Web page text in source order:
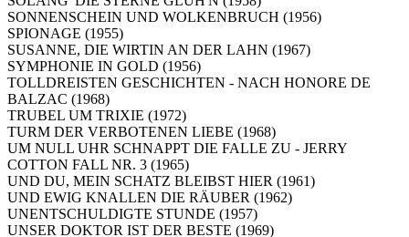
SONNENSCHEIN UND WOLKENBRUCH (1956)
SPIONAGE (1955)
SUSANNE, DIE WIRTIN AN DER LAHN (1967)
SYMPHONIE IN GOLD (1956)
TOLLDREISTEN GESCHICHTEN - NACH HONORE DE
BALZAC (1968)
TRUBEL UM TRIXIE (1972)
TURM DER VERBOTENEN LIEBE (1968)
UM NULL UHR SCHNAPPT DIE FALLE ZU - JERRY
COTTON FALL NR. 3 (1965)
UND DU, MEIN SCHATZ BLEIBST HIER (1961)
UND EWIG KNALLEN DIE RÄUBER (1962)
UNENTSCHULDIGTE STUNDE (1957)
UNSER DOKTOR IST DER BESTE (1969)